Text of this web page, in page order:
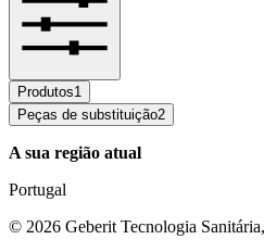
Produtos1
Peças de substituição2
A sua região atual
Portugal
© 2026 Geberit Tecnologia